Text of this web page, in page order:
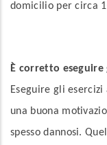
domicilio per circa
È corretto eseguire
Eseguire gli esercizi
una buona
spesso dannosi.